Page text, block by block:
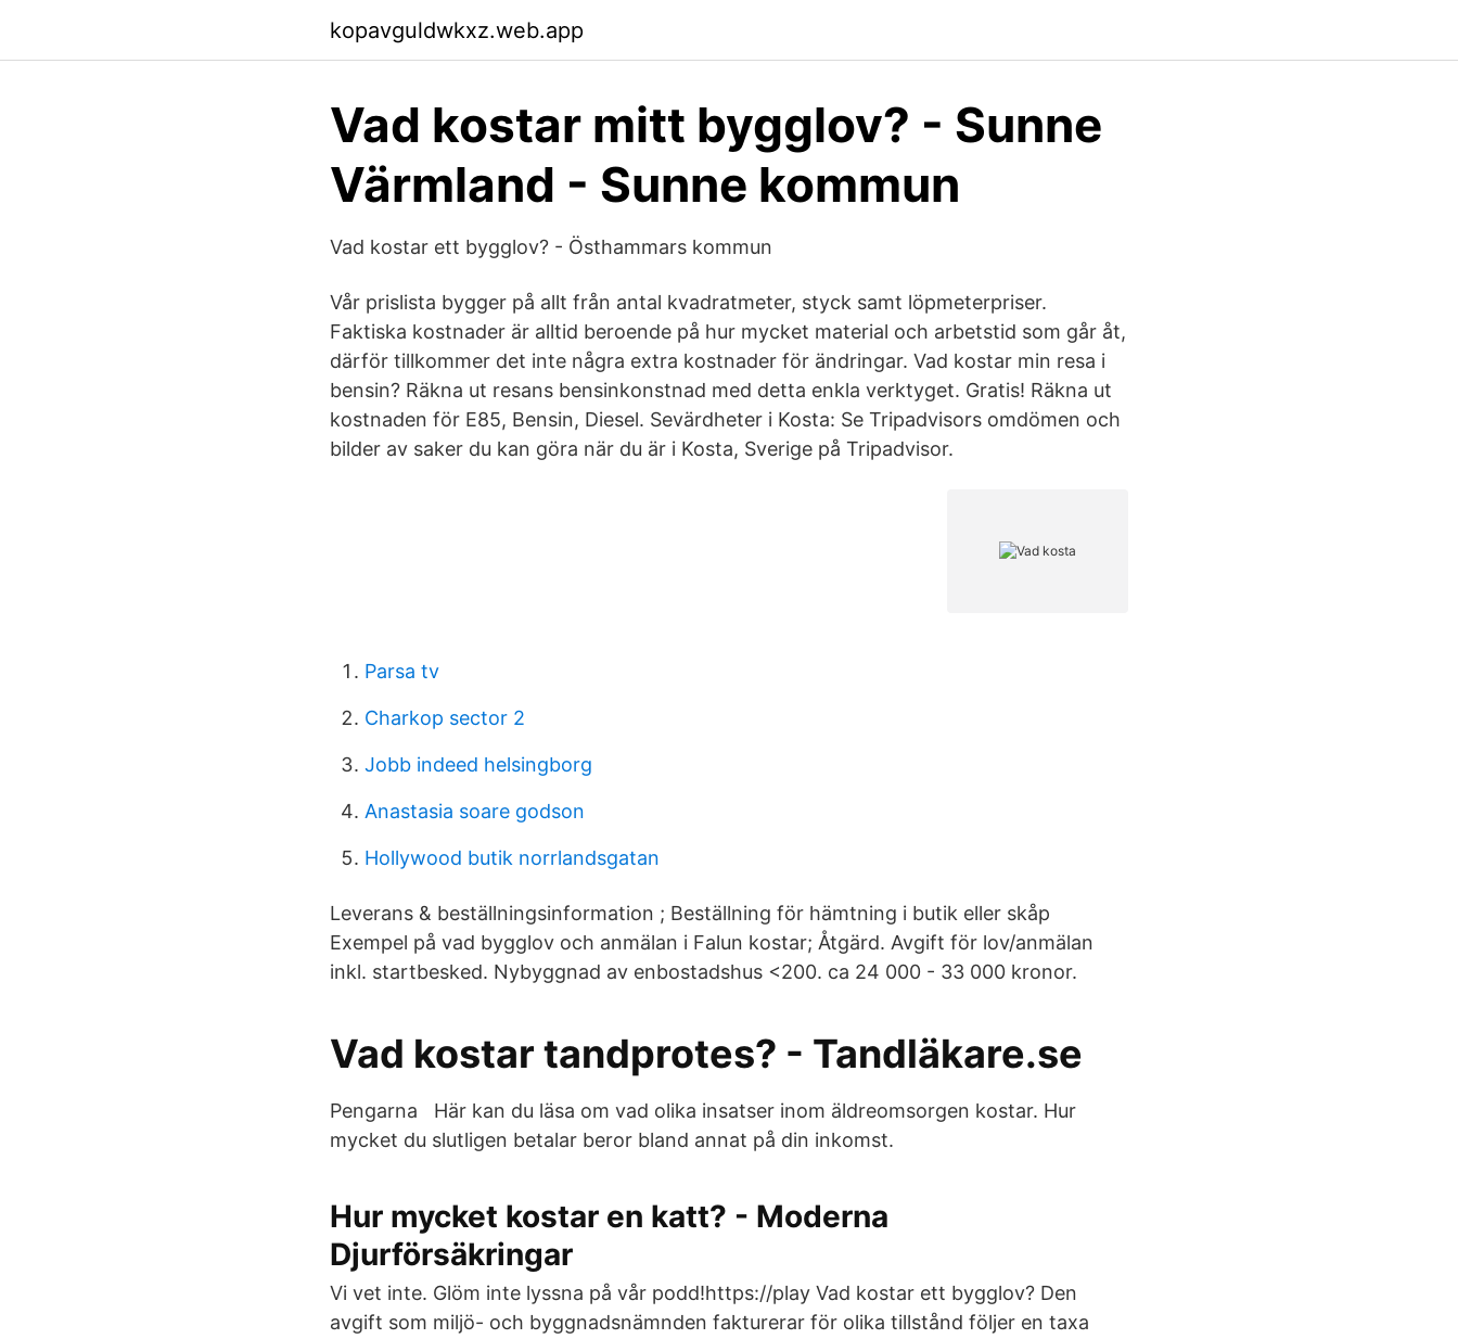
kopavguldwkxz.web.app
Vad kostar mitt bygglov? - Sunne
Värmland - Sunne kommun
Vad kostar ett bygglov? - Östhammars kommun
Vår prislista bygger på allt från antal kvadratmeter, styck samt löpmeterpriser.
Faktiska kostnader är alltid beroende på hur mycket material och arbetstid som går åt,
därför tillkommer det inte några extra kostnader för ändringar. Vad kostar min resa i
bensin? Räkna ut resans bensinkonstnad med detta enkla verktyget. Gratis! Räkna ut
kostnaden för E85, Bensin, Diesel. Sevärdheter i Kosta: Se Tripadvisors omdömen och
bilder av saker du kan göra när du är i Kosta, Sverige på Tripadvisor.
Parsa tv
Charkop sector 2
Jobb indeed helsingborg
Anastasia soare godson
Hollywood butik norrlandsgatan
Leverans & beställningsinformation ; Beställning för hämtning i butik eller skåp
Exempel på vad bygglov och anmälan i Falun kostar; Åtgärd. Avgift för lov/anmälan
inkl. startbesked. Nybyggnad av enbostadshus <200. ca 24 000 - 33 000 kronor.
Vad kostar tandprotes? - Tandläkare.se
Pengarna Här kan du läsa om vad olika insatser inom äldreomsorgen kostar. Hur
mycket du slutligen betalar beror bland annat på din inkomst.
Hur mycket kostar en katt? - Moderna
Djurförsäkringar
Vi vet inte. Glöm inte lyssna på vår podd!https://play Vad kostar ett bygglov? Den
avgift som miljö- och byggnadsnämnden fakturerar för olika tillstånd följer en taxa